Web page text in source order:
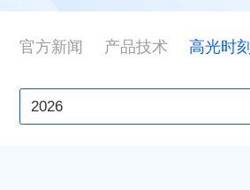
联系东信
官方新闻 产品技术 高光时刻
2026